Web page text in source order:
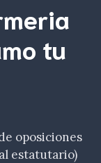
tu
oposiciones
estatutario)